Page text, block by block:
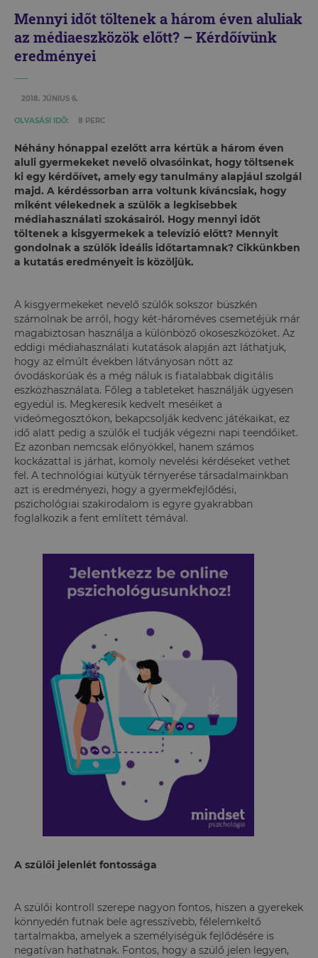
Mennyi időt töltenek a három éven aluliak
az médiaeszközök előtt? – Kérdőívünk
eredményei
2018. JÚNIUS 6.
OLVASÁSI IDŐ: 8 PERC
Néhány hónappal ezelőtt arra kértük a három éven
aluli gyermekeket nevelő olvasóinkat, hogy töltsenek
ki egy kérdőívet, amely egy tanulmány alapjául szolgál
majd. A kérdéssorban arra voltunk kíváncsiak, hogy
miként vélekednek a szülők a legkisebbek
médiahasználati szokásairól. Hogy mennyi időt
töltenek a kisgyermekek a televízió előtt? Mennyit
gondolnak a szülők ideális időtartamnak? Cikkünkben
a kutatás eredményeit is közöljük.
A kisgyermekeket nevelő szülők sokszor büszkén
számolnak be arról, hogy két-hároméves csemetéjük már
magabiztosan használja a különböző okoseszközöket. Az
eddigi médiahasználati kutatások alapján azt láthatjuk,
hogy az elmúlt években látványosan nőtt az
óvodáskorúak és a még náluk is fiatalabbak digitális
eszközhasználata. Főleg a tableteket használják ügyesen
egyedül is. Megkeresik kedvelt meséiket a
videómegosztókon, bekapcsolják kedvenc játékaikat, ez
idő alatt pedig a szülők el tudják végezni napi teendőiket.
Ez azonban nemcsak előnyökkel, hanem számos
kockázattal is járhat, komoly nevelési kérdéseket vethet
fel. A technológiai kütyük térnyerése társadalmainkban
azt is eredményezi, hogy a gyermekfejlődési,
pszichológiai szakirodalom is egyre gyakrabban
foglalkozik a fent említett témával.
A szülői jelenlét fontossága
A szülői kontroll szerepe nagyon fontos, hiszen a gyerekek
könnyedén futnak bele agresszívebb, félelemkeltő
tartalmakba, amelyek a személyiségük fejlődésére is
negatívan hathatnak. Fontos, hogy a szülő jelen legyen,